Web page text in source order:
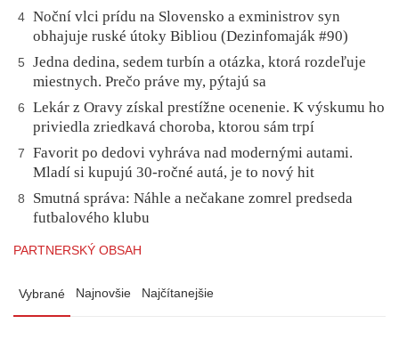
4 Noční vlci prídu na Slovensko a exministrov syn
obhajuje ruské útoky Bibliou (Dezinfomaják #90)
5
Jedna dedina, sedem turbín a otázka, ktorá rozdeľuje
miestnych. Prečo práve my, pýtajú sa
6
Lekár z Oravy získal prestížne ocenenie. K výskumu ho
priviedla zriedkavá choroba, ktorou sám trpí
7
Favorit po dedovi vyhráva nad modernými autami.
Mladí si kupujú 30-ročné autá, je to nový hit
8
Smutná správa: Náhle a nečakane zomrel predseda
futbalového klubu
PARTNERSKÝ OBSAH
Vybrané Najnovšie Najčítanejšie